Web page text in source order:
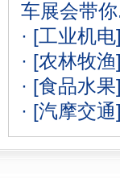
车展会带
· [工业机电]
· [农林牧渔]
· [食品水果]
· [汽摩交通]